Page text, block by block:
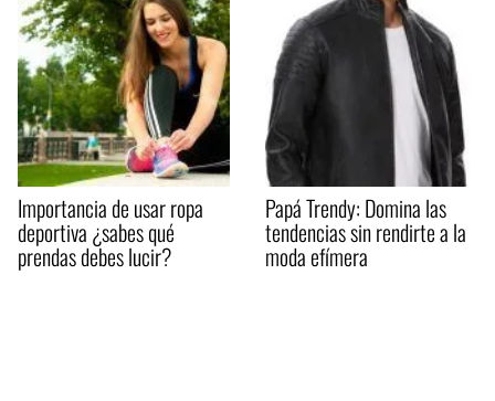
Importancia de usar ropa
deportiva ¿sabes qué
prendas debes lucir?
Papá Trendy: Domina las
tendencias sin rendirte a la
moda efímera